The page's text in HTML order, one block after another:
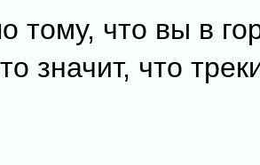
тому, что вы в
значит, что